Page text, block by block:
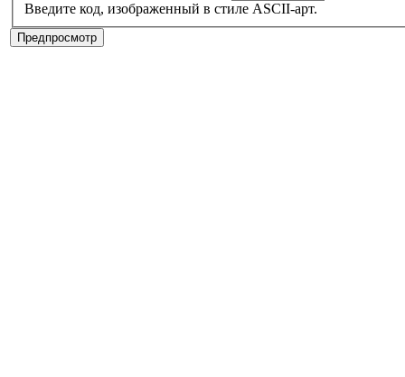
Введите код, изображенный в стиле ASCII-арт.